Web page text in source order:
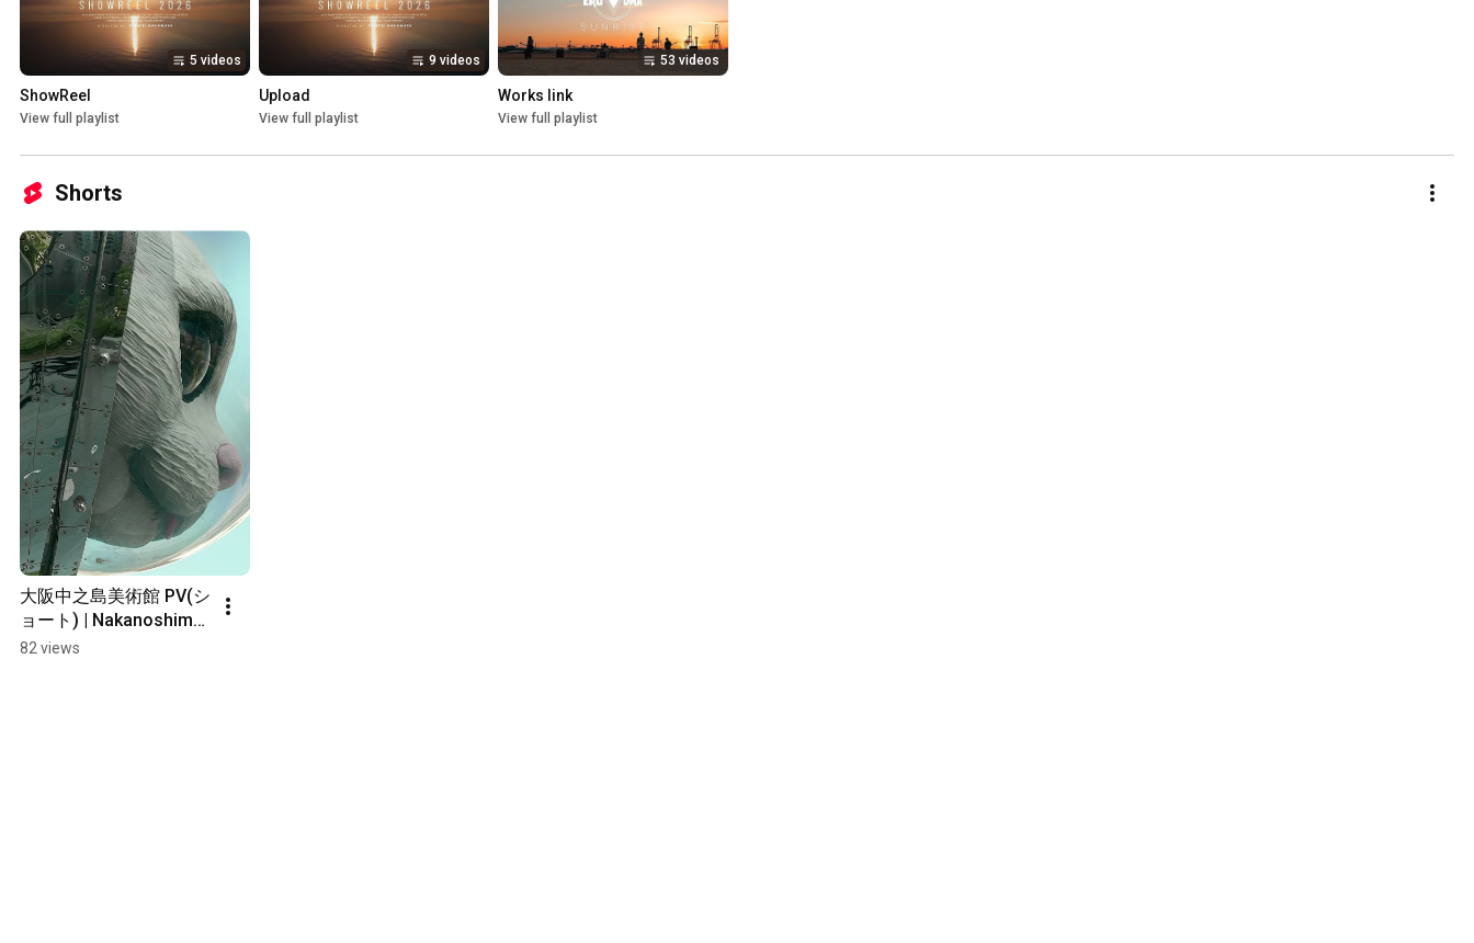
5 videos
ShowReel
View full playlist
9 videos
Upload
View full playlist
53 videos
Works link
View full playlist
Shorts
大阪中之島美術館 PV(シ
ョート) | Nakanoshima
Museum of Art, Osaka
82 views